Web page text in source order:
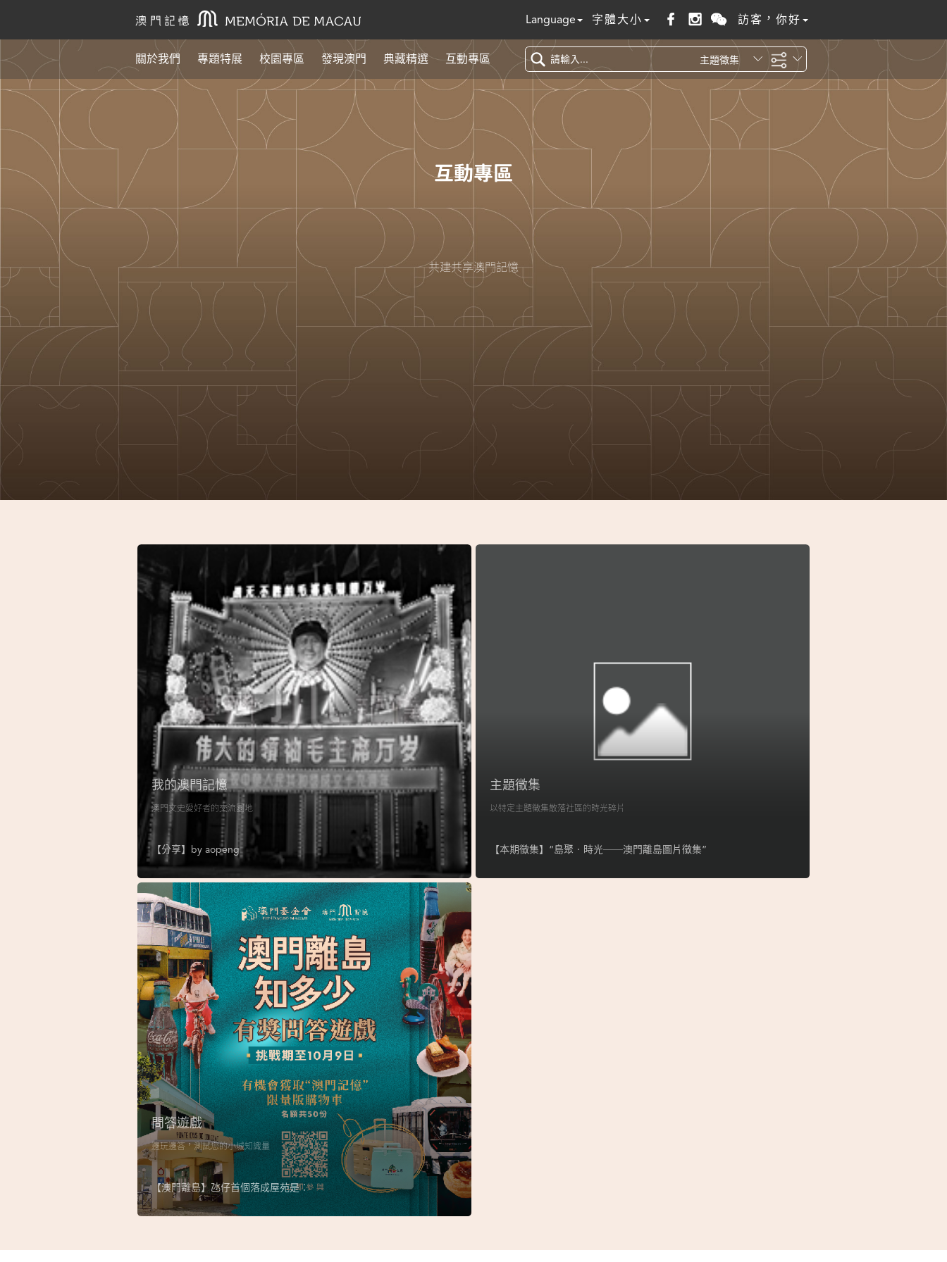
Language 字體大小 訪客，你好
關於我們 專題特展 校園專區 發現澳門 典藏精選 互動專區 主題徵集
互動專區
共建共享澳門記憶
我的澳門記憶
澳門文史愛好者的交流園地
【分享】by aopeng
主題徵集
以特定主題徵集散落社區的時光碎片
【本期徵集】“島聚‧時光──澳門離島圖片徵集”
問答遊戲
邊玩邊答，測試您的小城知識量
【澳門離島】氹仔首個落成屋苑是︰